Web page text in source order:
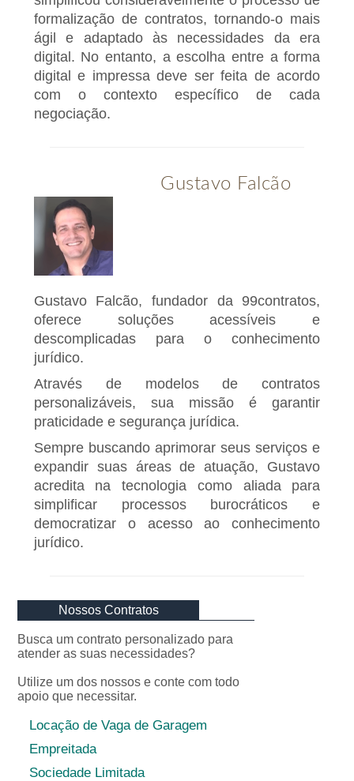
formalização de contratos, tornando-o mais
ágil e adaptado às necessidades da era
digital. No entanto, a escolha entre a forma
digital e impressa deve ser feita de acordo
com o contexto específico de cada
negociação.
Gustavo Falcão
Gustavo Falcão, fundador da 99contratos,
oferece soluções acessíveis e
descomplicadas para o conhecimento
jurídico.
Através de modelos de contratos
personalizáveis, sua missão é garantir
praticidade e segurança jurídica.
Sempre buscando aprimorar seus serviços e
expandir suas áreas de atuação, Gustavo
acredita na tecnologia como aliada para
simplificar processos burocráticos e
democratizar o acesso ao conhecimento
jurídico.
Nossos Contratos
Busca um contrato personalizado para
atender as suas necessidades?
Utilize um dos nossos e conte com todo
apoio que necessitar.
Locação de Vaga de Garagem
Empreitada
Sociedade Limitada